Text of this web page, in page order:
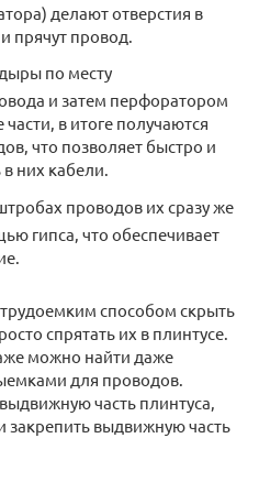
делают отверстия в
прячут провод.
по месту
и затем перфоратором
в итоге получаются
что позволяет быстро и
них кабели.
проводов их сразу же
гипса, что обеспечивает
способом скрыть
спрятать их в плинтусе.
можно найти даже
для проводов.
часть плинтуса,
закрепить выдвижную часть